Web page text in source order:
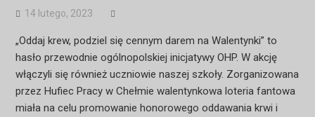
14 lutego, 2023
„Oddaj krew, podziel się cennym darem na Walentynki” to
hasło przewodnie ogólnopolskiej inicjatywy OHP. W akcję
włączyli się również uczniowie naszej szkoły. Zorganizowana
przez Hufiec Pracy w Chełmie walentynkowa loteria fantowa
miała na celu promowanie honorowego oddawania krwi i